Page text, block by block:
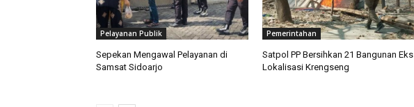
Pelayanan Publik
Sepekan Mengawal Pelayanan di
Samsat Sidoarjo
Pemerintahan
Satpol PP Bersihkan 21 Bangunan Eks
Lokalisasi Krengseng